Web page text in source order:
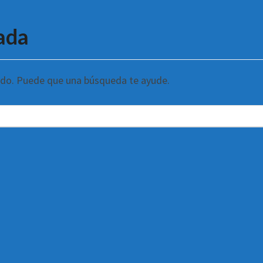
Puede que una búsqueda te ayude.